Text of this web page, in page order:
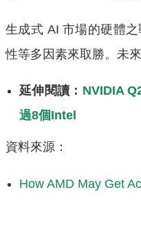
生成式 AI 市場的硬體
性等多因素來取勝。未
延伸閱讀： NVIDIA
過8個Intel
資料來源：
How AMD May Get